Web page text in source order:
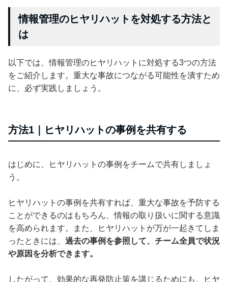
情報管理のヒヤリハットを対処する方法と
は
以下では、情報管理のヒヤリハットに対処する3つの方法
をご紹介します。重大な事故につながる可能性を潰すため
に、必ず実践しましょう。
方法1｜ヒヤリハットの事例を共有する
はじめに、ヒヤリハットの事例をチームで共有しましょ
う。
ヒヤリハットの事例を共有すれば、重大な事故を予防する
ことができるのはもちろん、情報の取り扱いに関する意識
を高められます。また、ヒヤリハットが万が一起きてしま
ったときには、 過去の事例を参照して、チーム全員で状況
や原因を分析できます。
したがって、効果的な再発防止策を講じるためにも、ヒヤ